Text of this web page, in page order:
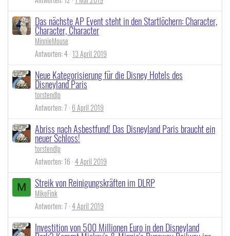
Das nächste AP Event steht in den Startlöchern: Character,
Character, Character
MinnieMouse
Antworten 4 13 April 2019
Neue Kategorisierung für die Disney Hotels des
Disneyland Paris
torstendlp
Antworten 7 6 April 2019
Abriss nach Asbestfund! Das Disneyland Paris braucht ein
neuer Schloss!
torstendlp
Antworten 16 4 April 2019
M Streik von Reinigungskräften im DLRP
MikeFink
Antworten 7 4 April 2019
Investition von 500 Millionen Euro in den Disneyland